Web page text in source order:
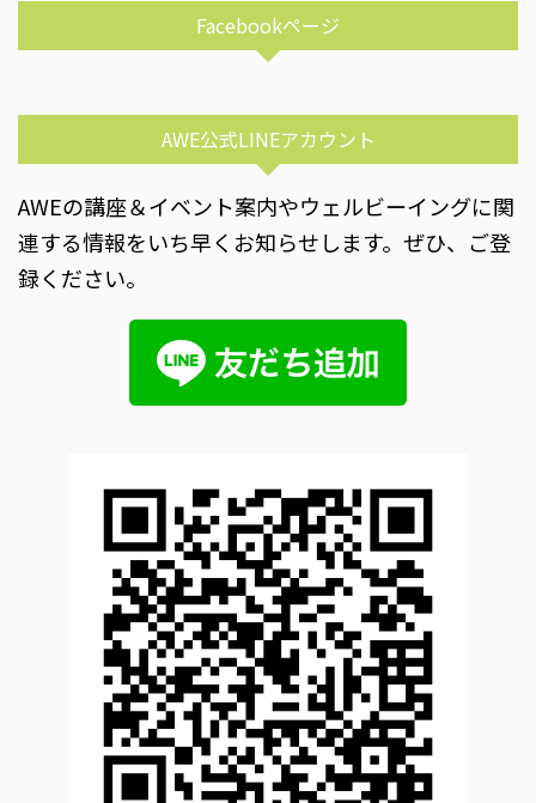
Facebookページ
AWE公式LINEアカウント
AWEの講座＆イベント案内やウェルビーイングに関
連する情報をいち早くお知らせします。ぜひ、ご登
録ください。